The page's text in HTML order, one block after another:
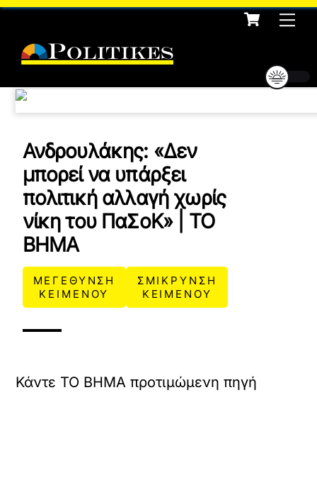
Skip
content
Cart
Ανδρουλάκης: «Δεν
μπορεί να υπάρξει
πολιτική αλλαγή χωρίς
νίκη του ΠαΣοΚ» | ΤΟ
ΒΗΜΑ
ΜΕΓΕΘΥΝΣΗ
ΚΕΙΜΕΝΟΥ
ΣΜΙΚΡΥΝΣΗ
ΚΕΙΜΕΝΟΥ
Κάντε TO BHMA προτιμώμενη πηγή